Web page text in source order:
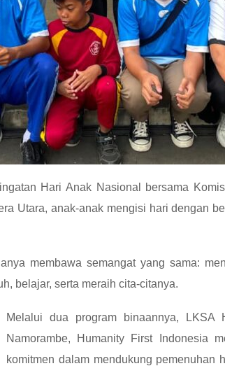
Hari Anak Nasional bersama
Utara, anak-anak mengisi hari dengan
membawa semangat yang sama:
belajar, serta meraih cita-citanya.
Melalui dua program binaannya, LKSA
Namorambe, Humanity First Indonesia
komitmen dalam mendukung pemenuhan